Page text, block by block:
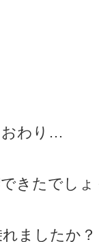
おわり…
きたでしょ
ましたか？